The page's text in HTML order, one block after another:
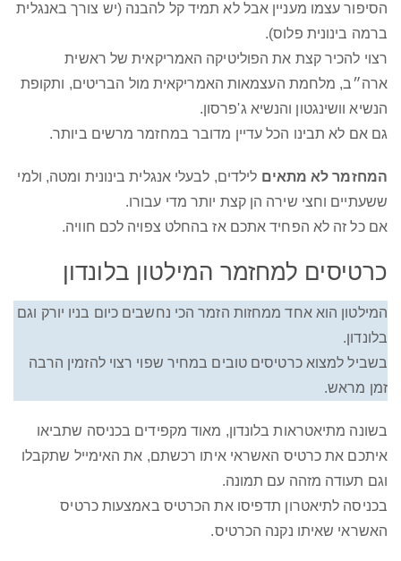
הסיפור עצמו מעניין אבל לא תמיד קל להבנה (יש צורך באנגלית
ברמה בינונית פלוס).
רצוי להכיר קצת את הפוליטיקה האמריקאית של ראשית
ארה״ב, מלחמת העצמאות האמריקאית מול הבריטים, ותקופת
הנשיא וושינגטון והנשיא ג'פרסון.
גם אם לא תבינו הכל עדיין מדובר במחזמר מרשים ביותר.
המחזמר לא מתאים לילדים, לבעלי אנגלית בינונית ומטה, ולמי
ששעתיים וחצי שירה הן קצת יותר מדי עבורו.
אם כל זה לא הפחיד אתכם אז בהחלט צפויה לכם חוויה.
כרטיסים למחזמר המילטון בלונדון
המילטון הוא אחד ממחזות הזמר הכי נחשבים כיום בניו יורק וגם
בלונדון.
בשביל למצוא כרטיסים טובים במחיר שפוי רצוי להזמין הרבה
זמן מראש.
בשונה מתיאטראות בלונדון, מאוד מקפידים בכניסה שתביאו
איתכם את כרטיס האשראי איתו רכשתם, את האימייל שתקבלו
וגם תעודה מזהה עם תמונה.
בכניסה לתיאטרון תדפיסו את הכרטיס באמצעות כרטיס
האשראי שאיתו נקנה הכרטיס.